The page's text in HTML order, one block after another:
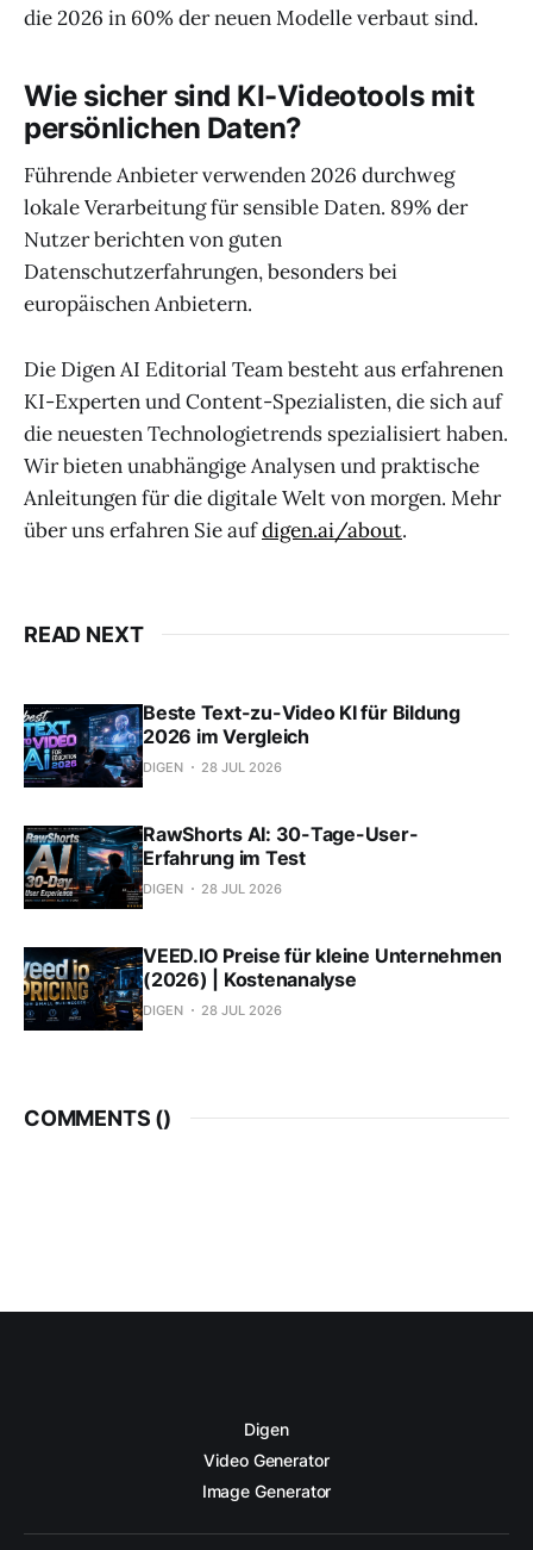
die 2026 in 60% der neuen Modelle verbaut sind.
Wie sicher sind KI-Videotools mit
persönlichen Daten?
Führende Anbieter verwenden 2026 durchweg
lokale Verarbeitung für sensible Daten. 89% der
Nutzer berichten von guten
Datenschutzerfahrungen, besonders bei
europäischen Anbietern.
Die Digen AI Editorial Team besteht aus erfahrenen
KI-Experten und Content-Spezialisten, die sich auf
die neuesten Technologietrends spezialisiert haben.
Wir bieten unabhängige Analysen und praktische
Anleitungen für die digitale Welt von morgen. Mehr
über uns erfahren Sie aufdigen.ai/about.
READ NEXT
Beste Text-zu-Video KI für Bildung
2026 im Vergleich
DIGEN 28 JUL 2026
RawShorts AI: 30-Tage-User-
Erfahrung im Test
DIGEN 28 JUL 2026
VEED.IO Preise für kleine Unternehmen
(2026) | Kostenanalyse
DIGEN 28 JUL 2026
COMMENTS ()
Digen
Video Generator
Image Generator